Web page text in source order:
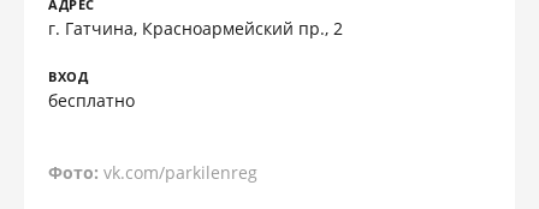
АДРЕС
г. Гатчина, Красноармейский пр., 2
ВХОД
бесплатно
Фото:vk.com/parkilenreg